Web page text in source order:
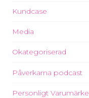
Kundcase
Media
Okategoriserad
Påverkarna podcast
Personligt Varumärke